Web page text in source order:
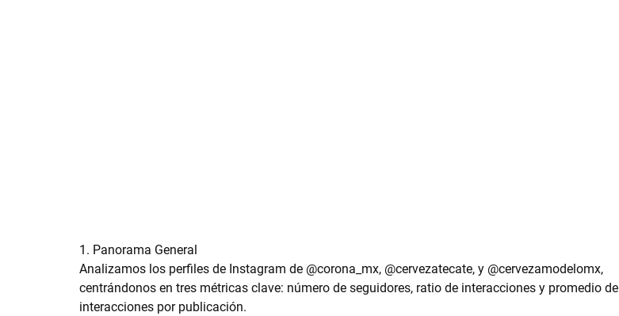
1. Panorama General
Analizamos los perfiles de Instagram de @corona_mx, @cervezatecate, y @cervezamodelomx,
centrándonos en tres métricas clave: número de seguidores, ratio de interacciones y promedio de
interacciones por publicación.